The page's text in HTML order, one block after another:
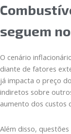
seguem
O cenário
diante de fatores
já impacta o preço
indiretos sobre
aumento dos custos
Além disso,